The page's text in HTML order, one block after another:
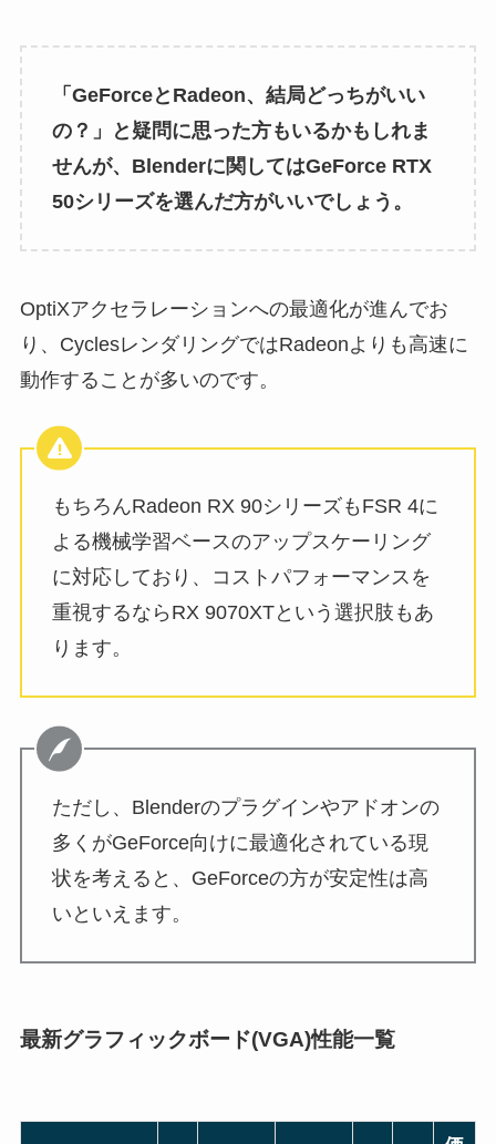
「GeForceとRadeon、結局どっちがいい
の？」と疑問に思った方もいるかもしれま
せんが、 Blenderに関してはGeForce RTX
50シリーズを選んだ方がいいでしょう 。
OptiXアクセラレーションへの最適化が進んでお
り、CyclesレンダリングではRadeonよりも高速に
動作することが多いのです。
もちろんRadeon RX 90シリーズもFSR 4に
よる機械学習ベースのアップスケーリング
に対応しており、コストパフォーマンスを
重視するならRX 9070XTという選択肢もあ
ります。
ただし、Blenderのプラグインやアドオンの
多くがGeForce向けに最適化されている現
状を考えると、GeForceの方が安定性は高
いといえます。
最新グラフィックボード(VGA)性能一覧